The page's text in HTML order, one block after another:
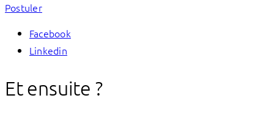
Postuler
Facebook
Linkedin
Et ensuite ?